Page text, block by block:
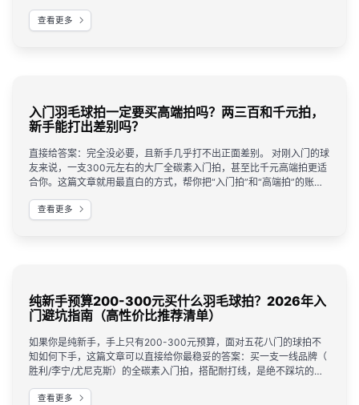
查看更多
入门羽毛球拍一定要买高端拍吗？两三百和千元拍，
新手能打出差别吗？
直接给答案：完全没必要，且新手几乎打不出正面差别。 对刚入门的球
友来说，一支300元左右的大厂全碳素入门拍，甚至比千元高端拍更适
合你。这篇文章就用最直白的方式，帮你把“入门拍”和“高端拍”的账算
类正规授权渠道，从入门到高端型号都齐全，避免买到假货。
查看更多
纯新手预算200-300元买什么羽毛球拍？2026年入
门避坑指南（高性价比推荐清单）
如果你是纯新手，手上只有200-300元预算，面对五花八门的球拍不
知如何下手，这篇文章可以直接给你最稳妥的答案：买一支一线品牌（
胜利/李宁/尤尼克斯）的全碳素入门拍，搭配耐打线，是绝不踩坑的选
查看更多